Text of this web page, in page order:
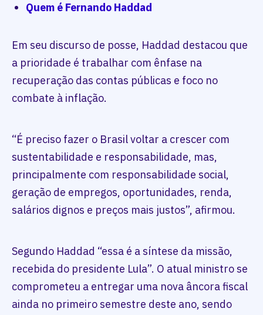
Quem é Fernando Haddad
Em seu discurso de posse, Haddad destacou que
a prioridade é trabalhar com ênfase na
recuperação das contas públicas e foco no
combate à inflação.
“É preciso fazer o Brasil voltar a crescer com
sustentabilidade e responsabilidade, mas,
principalmente com responsabilidade social,
geração de empregos, oportunidades, renda,
salários dignos e preços mais justos”, afirmou.
Segundo Haddad “essa é a síntese da missão,
recebida do presidente Lula”. O atual ministro se
comprometeu a entregar uma nova âncora fiscal
ainda no primeiro semestre deste ano, sendo